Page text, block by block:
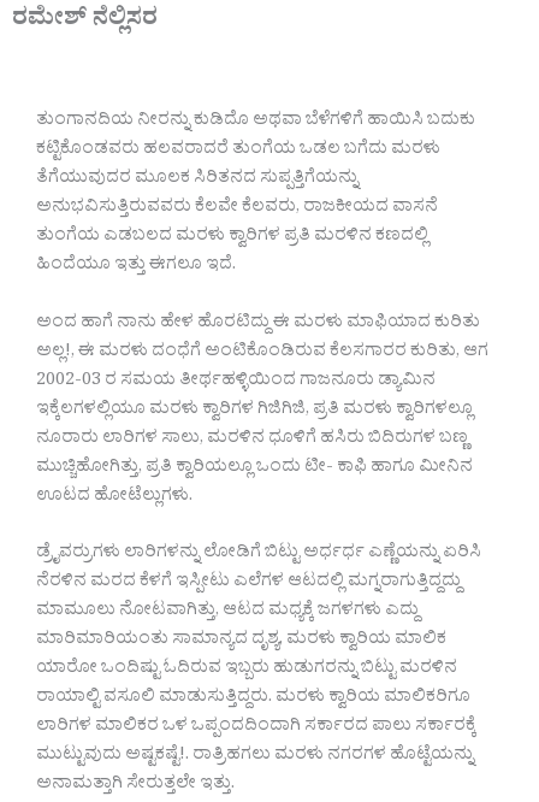
ರಮೇಶ್ ನೆಲ್ಲಿಸರ
ತುಂಗಾನದಿಯ ನೀರನ್ನು ಕುಡಿದೊ ಅಥವಾ ಬೆಳೆಗಳಿಗೆ ಹಾಯಿಸಿ ಬದುಕು
ಕಟ್ಟಿಕೊಂಡವರು ಹಲವರಾದರೆ ತುಂಗೆಯ ಒಡಲ ಬಗೆದು ಮರಳು
ತೆಗೆಯುವುದರ ಮೂಲಕ ಸಿರಿತನದ ಸುಪ್ಪತ್ತಿಗೆಯನ್ನು
ಅನುಭವಿಸುತ್ತಿರುವವರು ಕೆಲವೇ ಕೆಲವರು, ರಾಜಕೀಯದ ವಾಸನೆ
ತುಂಗೆಯ ಎಡಬಲದ ಮರಳು ಕ್ವಾರಿಗಳ ಪ್ರತಿ ಮರಳಿನ ಕಣದಲ್ಲಿ
ಹಿಂದೆಯೂ ಇತ್ತು ಈಗಲೂ ಇದೆ.
ಅಂದ ಹಾಗೆ ನಾನು ಹೇಳ ಹೊರಟಿದ್ದು ಈ ಮರಳು ಮಾಫಿಯಾದ ಕುರಿತು
ಅಲ್ಲ!, ಈ ಮರಳು ದಂಧೆಗೆ ಅಂಟಿಕೊಂಡಿರುವ ಕೆಲಸಗಾರರ ಕುರಿತು, ಆಗ
2002-03 ರ ಸಮಯ ತೀರ್ಥಹಳ್ಳಿಯಿಂದ ಗಾಜನೂರು ಡ್ಯಾಮಿನ
ಇಕ್ಕೆಲಗಳಲ್ಲಿಯೂ ಮರಳು ಕ್ವಾರಿಗಳ ಗಿಜಿಗಿಜಿ, ಪ್ರತಿ ಮರಳು ಕ್ವಾರಿಗಳಲ್ಲೂ
ನೂರಾರು ಲಾರಿಗಳ ಸಾಲು, ಮರಳಿನ ಧೂಳಿಗೆ ಹಸಿರು ಬಿದಿರುಗಳ ಬಣ್ಣ
ಮುಚ್ಚಿಹೋಗಿತ್ತು, ಪ್ರತಿ ಕ್ವಾರಿಯಲ್ಲೂ ಒಂದು ಟೀ- ಕಾಫಿ ಹಾಗೂ ಮೀನಿನ
ಊಟದ ಹೋಟೆಲ್ಲುಗಳು.
ಡ್ರೈವರ್ರುಗಳು ಲಾರಿಗಳನ್ನು ಲೋಡಿಗೆ ಬಿಟ್ಟು ಅರ್ಧರ್ಧ ಎಣ್ಣೆಯನ್ನು ಏರಿಸಿ
ನೆರಳಿನ ಮರದ ಕೆಳಗೆ ಇಸ್ಪೀಟು ಎಲೆಗಳ ಆಟದಲ್ಲಿ ಮಗ್ನರಾಗುತ್ತಿದ್ದದ್ದು
ಮಾಮೂಲು ನೋಟವಾಗಿತ್ತು, ಆಟದ ಮಧ್ಯಕ್ಕೆ ಜಗಳಗಳು ಎದ್ದು
ಮಾರಿಮಾರಿಯಂತು ಸಾಮಾನ್ಯದ ದೃಶ್ಯ, ಮರಳು ಕ್ವಾರಿಯ ಮಾಲಿಕ
ಯಾರೋ ಒಂದಿಷ್ಟು ಓದಿರುವ ಇಬ್ಬರು ಹುಡುಗರನ್ನು ಬಿಟ್ಟು ಮರಳಿನ
ರಾಯಾಲ್ಟಿ ವಸೂಲಿ ಮಾಡುಸುತ್ತಿದ್ದರು. ಮರಳು ಕ್ವಾರಿಯ ಮಾಲಿಕರಿಗೂ
ಲಾರಿಗಳ ಮಾಲಿಕರ ಒಳ ಒಪ್ಪಂದದಿಂದಾಗಿ ಸರ್ಕಾರದ ಪಾಲು ಸರ್ಕಾರಕ್ಕೆ
ಮುಟ್ಟುವುದು ಅಷ್ಟಕಷ್ಟೆ!. ರಾತ್ರಿಹಗಲು ಮರಳು ನಗರಗಳ ಹೊಟ್ಟೆಯನ್ನು
ಅನಾಮತ್ತಾಗಿ ಸೇರುತ್ತಲೇ ಇತ್ತು.